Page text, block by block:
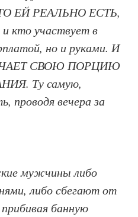
ЕЙ РЕАЛЬНО ЕСТЬ,
участвует в
но и руками. И
СВОЮ ПОРЦИЮ
Ту самую,
проводя вечера за
мужчины либо
либо сбегают от
банную